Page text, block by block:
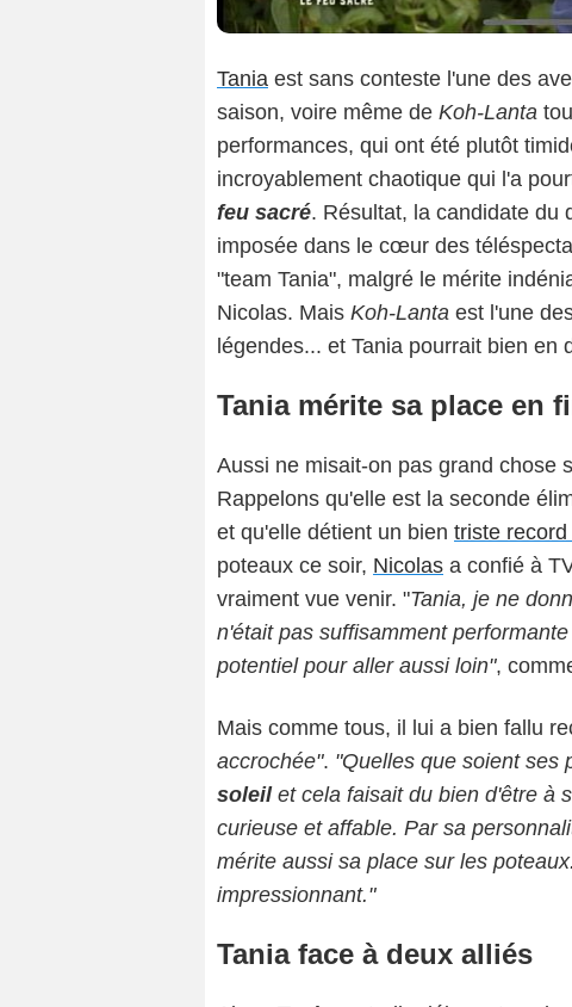
Tania est sans conteste l'une des
saison, voire même de Koh-Lanta
performances, qui ont été plutôt
incroyablement chaotique qui l'a
feu sacré. Résultat, la candidate du
imposée dans le cœur des
"team Tania", malgré le mérite
Nicolas. Mais Koh-Lanta est l'une
légendes... et Tania pourrait bien en
Tania mérite sa place en
Aussi ne misait-on pas grand chose
Rappelons qu'elle est la seconde
et qu'elle détient un bien triste
poteaux ce soir, Nicolas a confié à
vraiment vue venir. "Tania, je ne
n'était pas suffisamment
potentiel pour aller aussi loin",
Mais comme tous, il lui a bien fallu
accrochée". "Quelles que soient ses
soleil et cela faisait du bien d'être à
curieuse et affable. Par sa
mérite aussi sa place sur les
impressionnant."
Tania face à deux alliés